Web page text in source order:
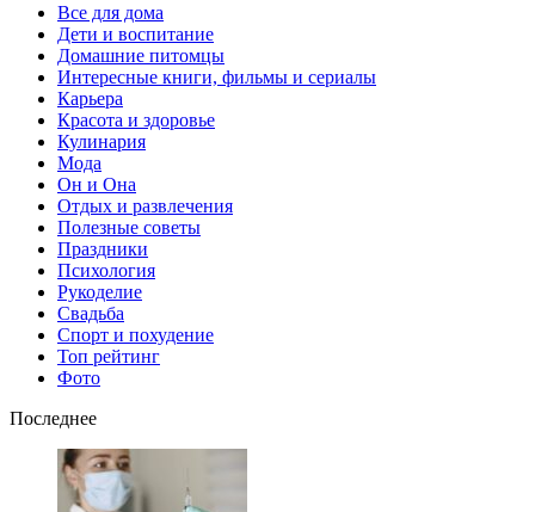
Все для дома
Дети и воспитание
Домашние питомцы
Интересные книги, фильмы и сериалы
Карьера
Красота и здоровье
Кулинария
Мода
Он и Она
Отдых и развлечения
Полезные советы
Праздники
Психология
Рукоделие
Свадьба
Спорт и похудение
Топ рейтинг
Фото
Последнее